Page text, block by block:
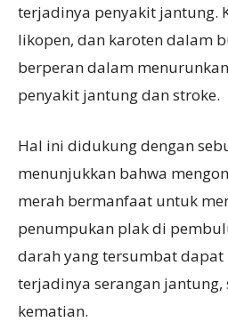
terjadinya penyakit jantung.
likopen, dan karoten dalam
berperan dalam
penyakit jantung dan stroke.
Hal ini didukung dengan
menunjukkan bahwa
merah bermanfaat untuk
penumpukan plak di
darah yang tersumbat
terjadinya serangan jantung,
kematian.